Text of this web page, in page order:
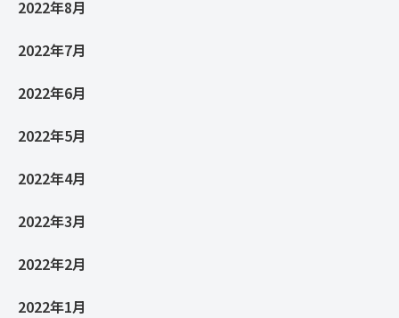
2022年8月
2022年7月
2022年6月
2022年5月
2022年4月
2022年3月
2022年2月
2022年1月